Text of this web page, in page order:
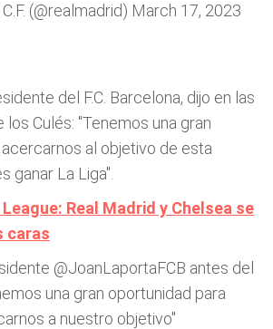
(@realmadrid) March 17, 2023
del F.C. Barcelona, dijo en las
Culés: "Tenemos una gran
al objetivo de esta
ganar La Liga".
Real Madrid y Chelsea se
caras
@JoanLaportaFCB antes del
una gran oportunidad para
a nuestro objetivo"